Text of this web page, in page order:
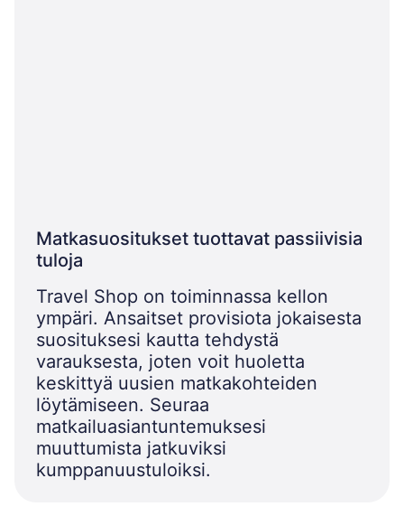
Matkasuositukset tuottavat passiivisia
tuloja
Travel Shop on toiminnassa kellon
ympäri. Ansaitset provisiota jokaisesta
suosituksesi kautta tehdystä
varauksesta, joten voit huoletta
keskittyä uusien matkakohteiden
löytämiseen. Seuraa
matkailuasiantuntemuksesi
muuttumista jatkuviksi
kumppanuustuloiksi.